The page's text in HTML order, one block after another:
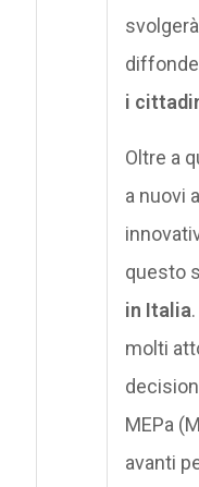
i
Oltre a
a nuovi
questo
in Italia
molti
MEPa
avanti